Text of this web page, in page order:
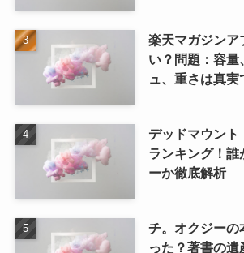
楽天マガジンア
い？問題：容量
ュ、重さは真実
デッドマウント
ランキング！誰
ーか徹底解析
チ。オクジーの
った？著書の遺